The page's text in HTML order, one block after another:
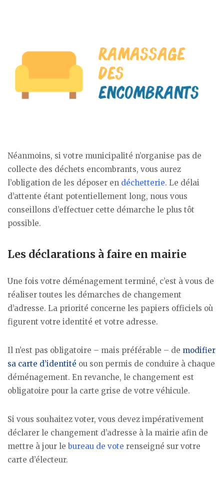
Néanmoins, si votre municipalité n’organise pas de
collecte des déchets encombrants, vous aurez
l’obligation de les déposer en déchetterie. Le délai
d’attente étant potentiellement long, nous vous
conseillons d’effectuer cette démarche le plus tôt
possible.
Les déclarations à faire en mairie
Une fois votre déménagement terminé, c’est à vous de
réaliser toutes les démarches de changement
d’adresse. La priorité concerne les papiers officiels où
figurent votre identité et votre adresse.
Il n’est pas obligatoire – mais préférable – de modifier
sa carte d’identité ou son permis de conduire à chaque
déménagement. En revanche, le changement est
obligatoire pour la carte grise de votre véhicule.
Si vous souhaitez voter, vous devez impérativement
déclarer le changement d’adresse à la mairie afin de
mettre à jour lebureau de vote renseigné sur votre
carte d’électeur.